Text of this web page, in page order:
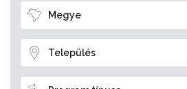
Megye
Település